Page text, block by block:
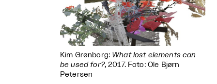
Kim Grønborg: What lost elements can
be used for?, 2017. Foto: Ole Bjørn
Petersen